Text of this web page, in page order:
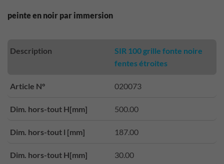
peinte en noir par immersion
Description
SIR 100 grille fonte noire
fentes étroites
Article N° 020073
Dim. hors-tout H[mm] 500.00
Dim. hors-tout l [mm] 187.00
Dim. hors-tout H[mm] 30.00